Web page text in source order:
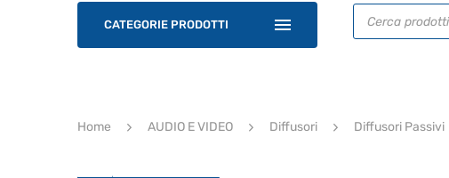
CATEGORIE PRODOTTI
Ricerca
prodotti
Home AUDIO E VIDEO Diffusori Diffusori Passivi